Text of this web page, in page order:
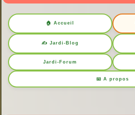
🏠 Accueil
✍️ Jardi-Blog
Jardi-Forum
📧 A propos